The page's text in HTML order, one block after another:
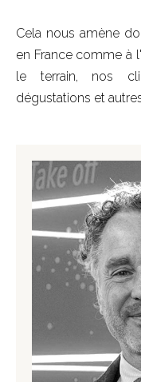
Cela nous amène
en France comme à
le terrain, nos
dégustations et